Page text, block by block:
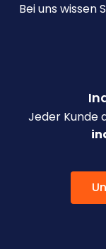
Bei uns wissen
Jeder Kunde